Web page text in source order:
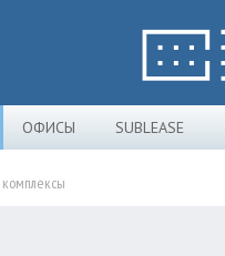
ОФИСЫ SUBLEASE